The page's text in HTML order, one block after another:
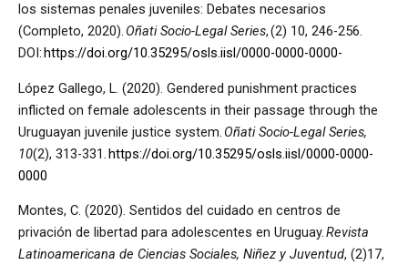
los sistemas penales juveniles: Debates necesarios
(Completo, 2020). Oñati Socio-Legal Series, (2) 10, 246-256.
DOI:https://doi.org/10.35295/osls.iisl/0000-0000-0000-
López Gallego, L. (2020). Gendered punishment practices
inflicted on female adolescents in their passage through the
Uruguayan juvenile justice system. Oñati Socio-Legal Series,
10(2), 313-331.https://doi.org/10.35295/osls.iisl/0000-0000-
0000
Montes, C. (2020). Sentidos del cuidado en centros de
privación de libertad para adolescentes en Uruguay.Revista
Latinoamericana de Ciencias Sociales, Niñez y Juventud, (2)17,